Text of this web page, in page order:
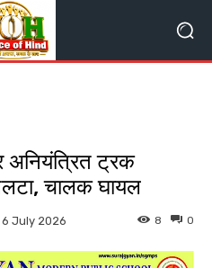
ट्रक
चालक घायल
6 July 2026 0
8